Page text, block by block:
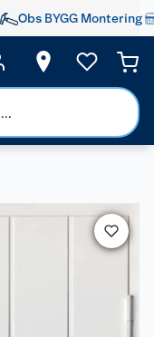
Obs BYGG Montering